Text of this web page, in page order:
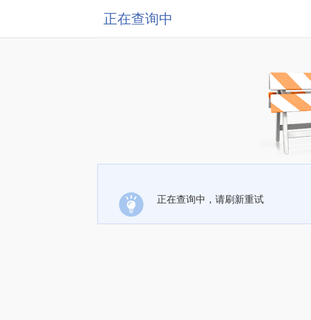
正在查询中
正在查询中，请刷新重试